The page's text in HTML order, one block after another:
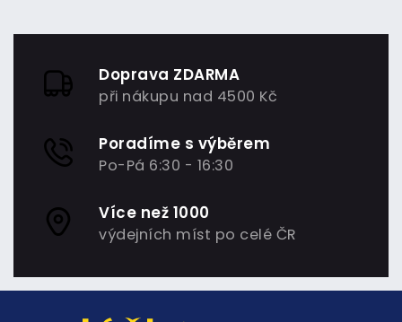
Doprava ZDARMA
při nákupu nad 4500 Kč
Poradíme s výběrem
Po-Pá 6:30 - 16:30
Více než 1000
výdejních míst po celé ČR